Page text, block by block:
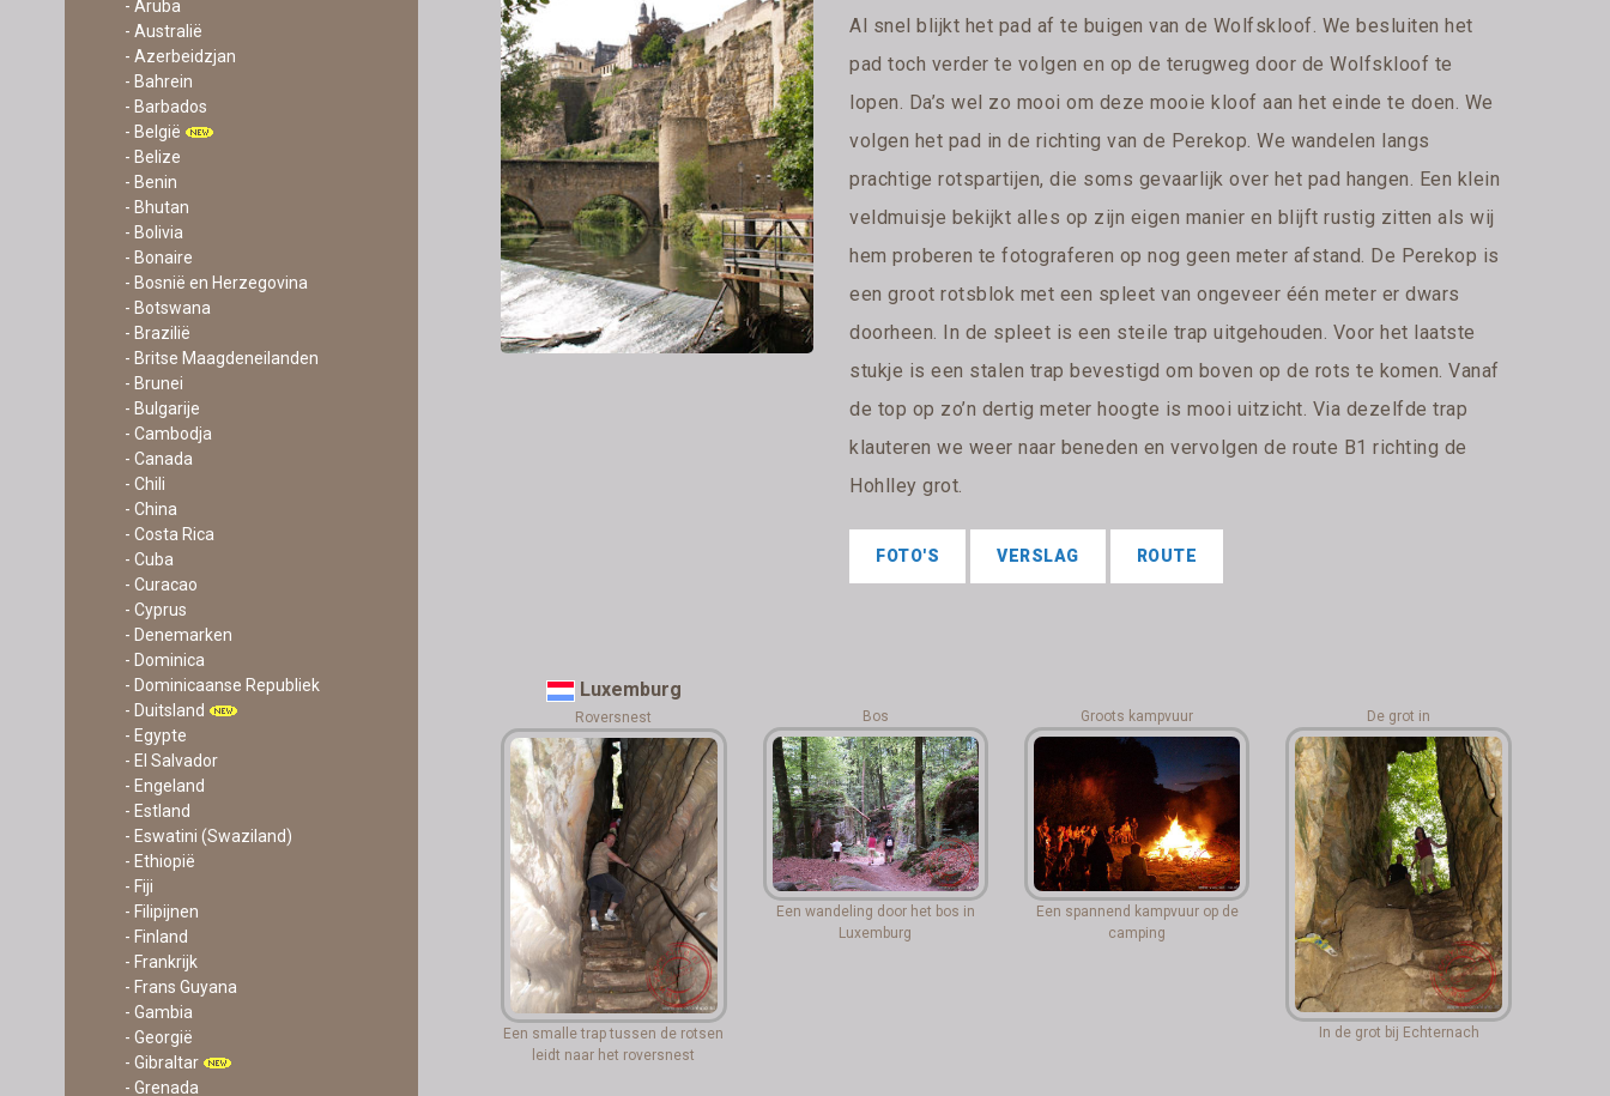
- Aruba
- Australië
- Azerbeidzjan
- Bahrein
- Barbados
- België
- Belize
- Benin
- Bhutan
- Bolivia
- Bonaire
- Bosnië en Herzegovina
- Botswana
- Brazilië
- Britse Maagdeneilanden
- Brunei
- Bulgarije
- Cambodja
- Canada
- Chili
- China
- Costa Rica
- Cuba
- Curacao
- Cyprus
- Denemarken
- Dominica
- Dominicaanse Republiek
- Duitsland
- Egypte
- El Salvador
- Engeland
- Estland
- Eswatini (Swaziland)
- Ethiopië
- Fiji
- Filipijnen
- Finland
- Frankrijk
- Frans Guyana
- Gambia
- Georgië
- Gibraltar
- Grenada
Al snel blijkt het pad af te buigen van de Wolfskloof. We besluiten het
pad toch verder te volgen en op de terugweg door de Wolfskloof te
lopen. Da’s wel zo mooi om deze mooie kloof aan het einde te doen. We
volgen het pad in de richting van de Perekop. We wandelen langs
prachtige rotspartijen, die soms gevaarlijk over het pad hangen. Een klein
veldmuisje bekijkt alles op zijn eigen manier en blijft rustig zitten als wij
hem proberen te fotograferen op nog geen meter afstand. De Perekop is
een groot rotsblok met een spleet van ongeveer één meter er dwars
doorheen. In de spleet is een steile trap uitgehouden. Voor het laatste
stukje is een stalen trap bevestigd om boven op de rots te komen. Vanaf
de top op zo’n dertig meter hoogte is mooi uitzicht. Via dezelfde trap
klauteren we weer naar beneden en vervolgen de route B1 richting de
Hohlley grot.
FOTO'S VERSLAG ROUTE
Luxemburg
Roversnest
Een smalle trap tussen de rotsen
leidt naar het roversnest
Bos
Een wandeling door het bos in
Luxemburg
Groots kampvuur
Een spannend kampvuur op de
camping
De grot in
In de grot bij Echternach